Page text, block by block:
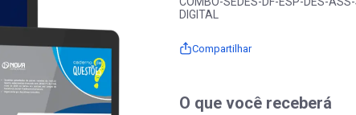
DIGITAL
Compartilhar
O que você receberá